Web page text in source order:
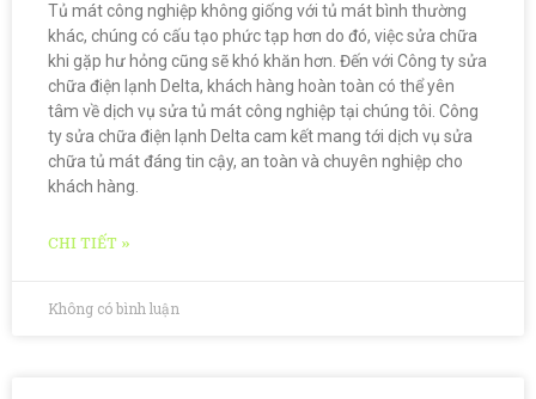
Tủ mát công nghiệp không giống với tủ mát bình thường
khác, chúng có cấu tạo phức tạp hơn do đó, việc sửa chữa
khi gặp hư hỏng cũng sẽ khó khăn hơn. Đến với Công ty sửa
chữa điện lạnh Delta, khách hàng hoàn toàn có thể yên
tâm về dịch vụ sửa tủ mát công nghiệp tại chúng tôi. Công
ty sửa chữa điện lạnh Delta cam kết mang tới dịch vụ sửa
chữa tủ mát đáng tin cậy, an toàn và chuyên nghiệp cho
khách hàng.
CHI TIẾT »
Không có bình luận